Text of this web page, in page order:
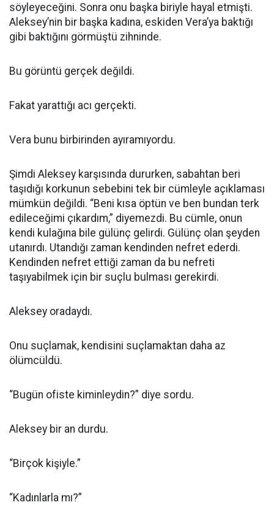
söyleyeceğini. Sonra onu başka biriyle hayal etmişti.
Aleksey’nin bir başka kadına, eskiden Vera’ya baktığı
gibi baktığını görmüştü zihninde.
Bu görüntü gerçek değildi.
Fakat yarattığı acı gerçekti.
Vera bunu birbirinden ayıramıyordu.
Şimdi Aleksey karşısında dururken, sabahtan beri
taşıdığı korkunun sebebini tek bir cümleyle açıklaması
mümkün değildi. “Beni kısa öptün ve ben bundan terk
edileceğimi çıkardım,” diyemezdi. Bu cümle, onun
kendi kulağına bile gülünç gelirdi. Gülünç olan şeyden
utanırdı. Utandığı zaman kendinden nefret ederdi.
Kendinden nefret ettiği zaman da bu nefreti
taşıyabilmek için bir suçlu bulması gerekirdi.
Aleksey oradaydı.
Onu suçlamak, kendisini suçlamaktan daha az
ölümcüldü.
“Bugün ofiste kiminleydin?” diye sordu.
Aleksey bir an durdu.
“Birçok kişiyle.”
“Kadınlarla mı?”